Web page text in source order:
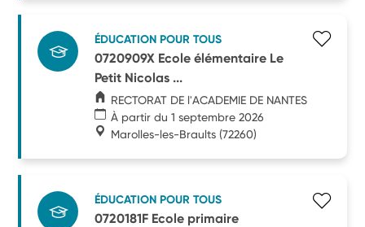
ÉDUCATION POUR TOUS
0720909X Ecole élémentaire Le
Petit Nicolas ...
RECTORAT DE l'ACADEMIE DE NANTES
À partir du 1 septembre 2026
Marolles-les-Braults (72260)
ÉDUCATION POUR TOUS
0720181F Ecole primaire